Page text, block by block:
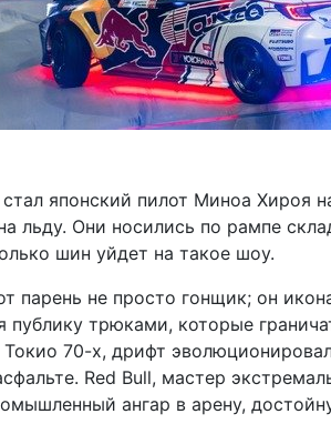
японский пилот Миноа Хироя
льду. Они носились по рампе
шин уйдет на такое шоу.
парень не просто гонщик; он
публику трюками, которые
70-х, дрифт
Red Bull, мастер
ангар в арену,